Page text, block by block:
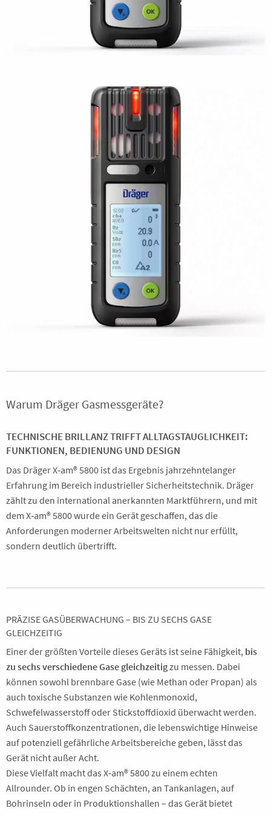
Warum Dräger Gasmessgeräte?
TECHNISCHE BRILLANZ TRIFFT ALLTAGSTAUGLICHKEIT:
FUNKTIONEN, BEDIENUNG UND DESIGN
Das Dräger X‑am® 5800 ist das Ergebnis jahrzehntelanger
Erfahrung im Bereich industrieller Sicherheitstechnik. Dräger
zählt zu den international anerkannten Marktführern, und mit
dem X‑am® 5800 wurde ein Gerät geschaffen, das die
Anforderungen moderner Arbeitswelten nicht nur erfüllt,
sondern deutlich übertrifft.
PRÄZISE GASÜBERWACHUNG – BIS ZU SECHS GASE
GLEICHZEITIG
Einer der größten Vorteile dieses Geräts ist seine Fähigkeit, bis
zu sechs verschiedene Gase gleichzeitigzu messen. Dabei
können sowohl brennbare Gase (wie Methan oder Propan) als
auch toxische Substanzen wie Kohlenmonoxid,
Schwefelwasserstoff oder Stickstoffdioxid überwacht werden.
Auch Sauerstoffkonzentrationen, die lebenswichtige Hinweise
auf potenziell gefährliche Arbeitsbereiche geben, lässt das
Gerät nicht außer Acht.
Diese Vielfalt macht das X‑am® 5800 zu einem echten
Allrounder. Ob in engen Schächten, an Tankanlagen, auf
Bohrinseln oder in Produktionshallen – das Gerät bietet